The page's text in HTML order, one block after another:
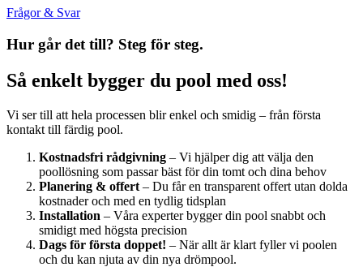
Frågor & Svar
Hur går det till? Steg för steg.
Så enkelt bygger du pool med oss!
Vi ser till att hela processen blir enkel och smidig – från första
kontakt till färdig pool.
Kostnadsfri rådgivning – Vi hjälper dig att välja den
poollösning som passar bäst för din tomt och dina behov
Planering & offert – Du får en transparent offert utan dolda
kostnader och med en tydlig tidsplan
Installation – Våra experter bygger din pool snabbt och
smidigt med högsta precision
Dags för första doppet! – När allt är klart fyller vi poolen
och du kan njuta av din nya drömpool.